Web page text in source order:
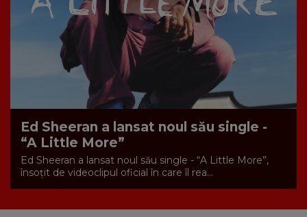
Ed Sheeran a lansat noul său single -
“A Little More”
Ed Sheeran a lansat noul său single - “A Little More”,
însoțit de videoclipul oficial în care îl rea...